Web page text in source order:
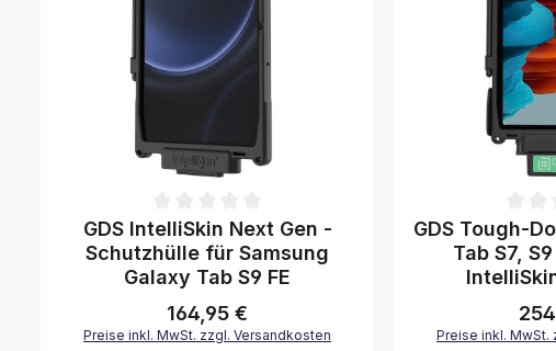
Durchschnittliche Bewertung von 0 von 5 Sternen
GDS IntelliSkin Next Gen -
Schutzhülle für Samsung
Galaxy Tab S9 FE
Regulärer Preis:
164,95 €
Preise inkl. MwSt. zzgl. Versandkosten
Durchschnittliche
GDS Tough-
Tab S7,
Preise inkl. MwSt.